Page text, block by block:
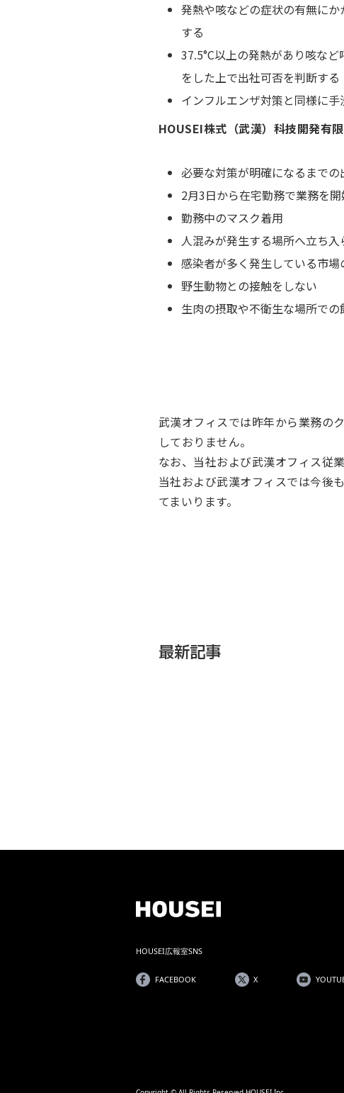
発熱や咳などの症状の有無に
する
37.5°C以上の発熱があり咳な
をした上で出社可否を判断する
インフルエンザ対策と同様に
HOUSEI株式（武漢）科技開発有
必要な対策が明確になるまでの
2月3日から在宅勤務で業務を
勤務中のマスク着用
人混みが発生する場所へ立ち入
感染者が多く発生している市
野生動物との接触をしない
生肉の摂取や不衛生な場所で
武漢オフィスでは昨年から業務の
しておりません。
なお、当社および武漢オフィス従
当社および武漢オフィスでは今後
てまいります。
最新記事
HOUSEI広報室SNS
FACEBOOK X